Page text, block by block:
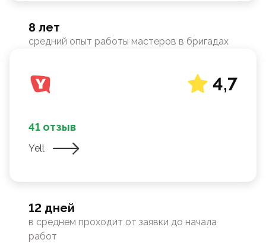
8 лет
средний опыт работы мастеров в бригадах
4,7
41 отзыв
Yell
12 дней
в среднем проходит от заявки до начала
работ